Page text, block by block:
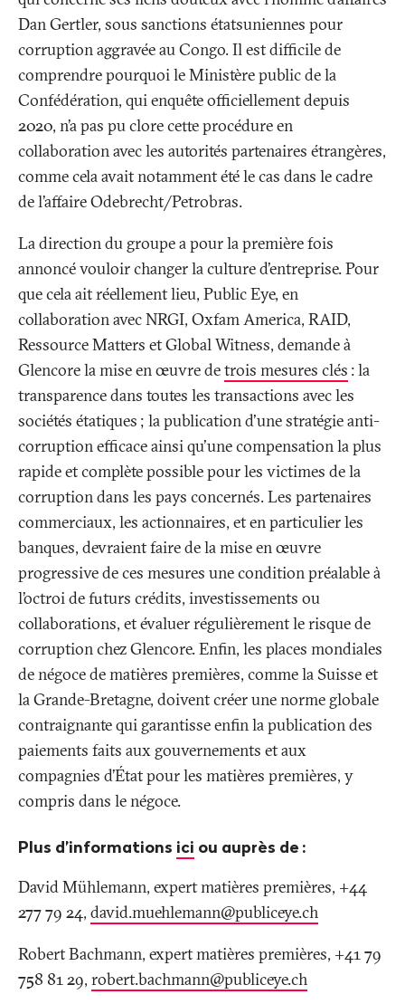
Dan Gertler, sous sanctions étatsuniennes pour
corruption aggravée au Congo. Il est difficile de
comprendre pourquoi le Ministère public de la
Confédération, qui enquête officiellement depuis
2020, n’a pas pu clore cette procédure en
collaboration avec les autorités partenaires étrangères,
comme cela avait notamment été le cas dans le cadre
de l’affaire Odebrecht/Petrobras.
La direction du groupe a pour la première fois
annoncé vouloir changer la culture d'entreprise. Pour
que cela ait réellement lieu, Public Eye, en
collaboration avec NRGI, Oxfam America, RAID,
Ressource Matters et Global Witness, demande à
Glencore la mise en œuvre detrois mesures clés : la
transparence dans toutes les transactions avec les
sociétés étatiques ; la publication d'une stratégie anti-
corruption efficace ainsi qu'une compensation la plus
rapide et complète possible pour les victimes de la
corruption dans les pays concernés. Les partenaires
commerciaux, les actionnaires, et en particulier les
banques, devraient faire de la mise en œuvre
progressive de ces mesures une condition préalable à
l’octroi de futurs crédits, investissements ou
collaborations, et évaluer régulièrement le risque de
corruption chez Glencore. Enfin, les places mondiales
de négoce de matières premières, comme la Suisse et
la Grande-Bretagne, doivent créer une norme globale
contraignante qui garantisse enfin la publication des
paiements faits aux gouvernements et aux
compagnies d’État pour les matières premières, y
compris dans le négoce.
Plus d’informations ici ou auprès de :
David Mühlemann, expert matières premières, +44
277 79 24, david.muehlemann@publiceye.ch
Robert Bachmann, expert matières premières, +41 79
758 81 29, robert.bachmann@publiceye.ch